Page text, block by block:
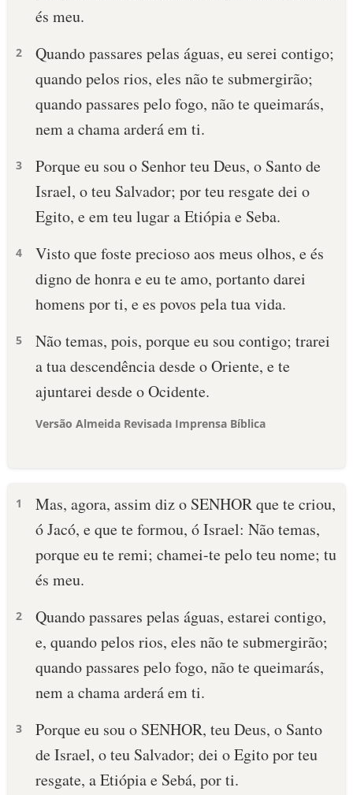
és meu.
2
Quando passares pelas águas, eu serei contigo;
quando pelos rios, eles não te submergirão;
quando passares pelo fogo, não te queimarás,
nem a chama arderá em ti.
3
Porque eu sou o Senhor teu Deus, o Santo de
Israel, o teu Salvador; por teu resgate dei o
Egito, e em teu lugar a Etiópia e Seba.
4
Visto que foste precioso aos meus olhos, e és
digno de honra e eu te amo, portanto darei
homens por ti, e es povos pela tua vida.
5
Não temas, pois, porque eu sou contigo; trarei
a tua descendência desde o Oriente, e te
ajuntarei desde o Ocidente.
Versão Almeida Revisada Imprensa Bíblica
1
Mas, agora, assim diz o SENHOR que te criou,
ó Jacó, e que te formou, ó Israel: Não temas,
porque eu te remi; chamei-te pelo teu nome; tu
és meu.
2
Quando passares pelas águas, estarei contigo,
e, quando pelos rios, eles não te submergirão;
quando passares pelo fogo, não te queimarás,
nem a chama arderá em ti.
3
Porque eu sou o SENHOR, teu Deus, o Santo
de Israel, o teu Salvador; dei o Egito por teu
resgate, a Etiópia e Sebá, por ti.